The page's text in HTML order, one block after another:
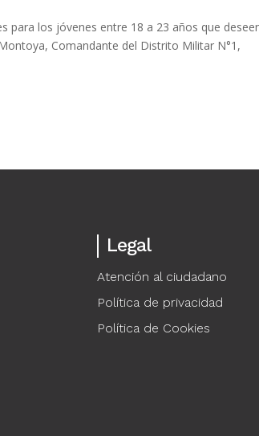
para los jóvenes entre 18 a 23 años que
Comandante del Distrito Militar N°1,
Legal
Atención al ciudadano
Política de privacidad
Política de Cookies